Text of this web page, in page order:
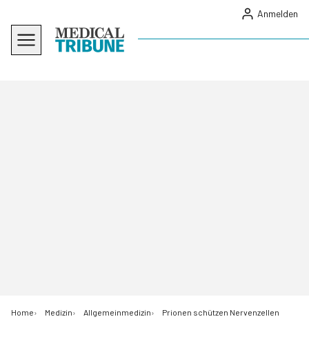
Anmelden
Home Medizin Allgemeinmedizin Prionen schützen Nervenzellen